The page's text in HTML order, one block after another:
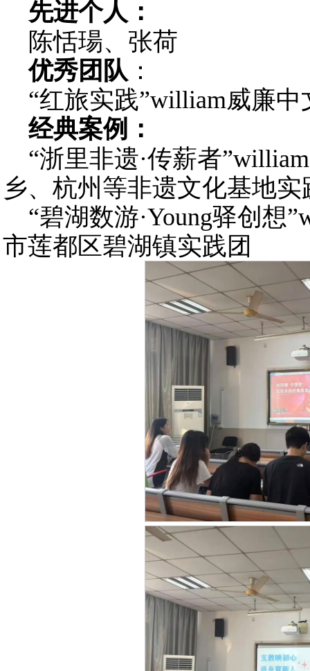
先进个人：
陈恬瑒、张荷
优秀团队 ：
“红旅实践”william威廉
经典案例：
“浙里非遗·传薪者
乡、杭州等非遗文化基地实
“碧湖数游·Young驿创想
市莲都区碧湖镇实践团